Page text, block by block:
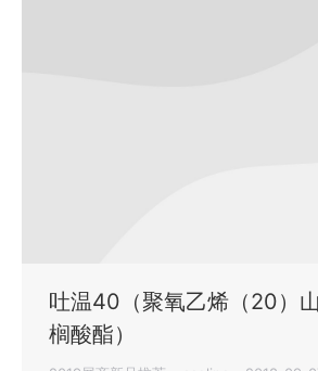
吐温40（聚氧乙烯（20）
榈酸酯）